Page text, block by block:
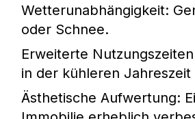
Wetterunabhängigkeit:
oder Schnee.
Erweiterte
in der kühleren Jahreszeit
Ästhetische Aufwertung: